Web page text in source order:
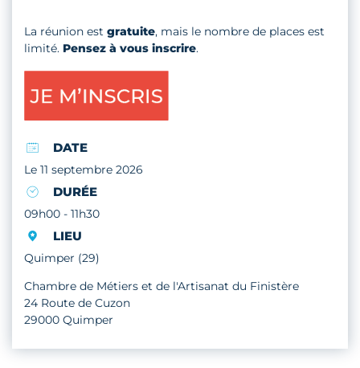
La réunion est gratuite, mais le nombre de places est
limité. Pensez à vous inscrire.
DATE
Le 11 septembre 2026
DURÉE
09h00 - 11h30
LIEU
Quimper (29)
Chambre de Métiers et de l'Artisanat du Finistère
24 Route de Cuzon
29000 Quimper